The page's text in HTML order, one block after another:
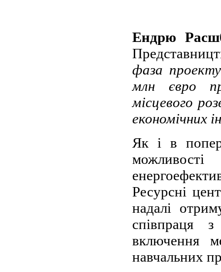
Ендрю
фаза
млн євро
місцевого
економічних
Як і в
Ресурсні
надалі
співпраця
включення
навчальних